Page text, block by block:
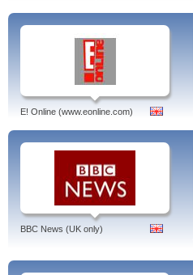
E! Online (www.eonline.com)
BBC News (UK only)